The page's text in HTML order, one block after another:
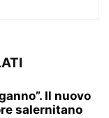
Il nuovo
salernitano